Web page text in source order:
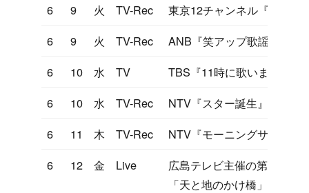
6
9 火 TV-Rec
東京12チャンネル『ヤンヤ
6
9 火 TV-Rec
ANB『笑アップ歌謡曲大作
6
10 水 TV
TBS『11時に歌いましょう
6
10 水 TV-Rec
NTV『スター誕生』（後楽
6
11 木 TV-Rec
NTV『モーニングサラダ』
6
12 金 Live
広島テレビ主催の第8回広
「天と地のかけ橋」を歌唱